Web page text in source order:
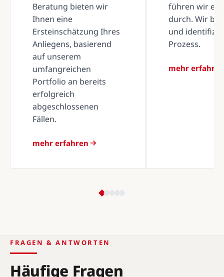
Beratung bieten wir
Ihnen eine
Ersteinschätzung Ihres
Anliegens, basierend
auf unserem
umfangreichen
Portfolio an bereits
erfolgreich
abgeschlossenen
Fällen.
mehr erfahren
führen wir
durch. Wir
und
Prozess.
mehr erfahren
FRAGEN & ANTWORTEN
Häufige Fragen